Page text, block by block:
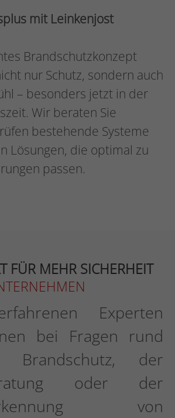
mit Leinkenjost
Brandschutzkonzept
nur Schutz, sondern auch
– besonders jetzt in der
Wir beraten Sie
bestehende Systeme
Lösungen, die optimal zu
passen.
FÜR MEHR SICHERHEIT
Experten
bei Fragen rund
der
oder der
von